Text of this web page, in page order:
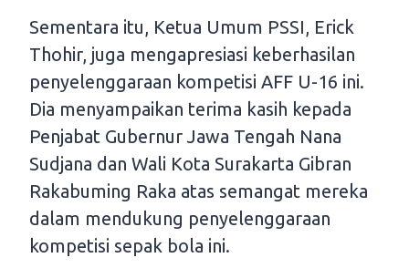
Sementara itu, Ketua Umum PSSI, Erick
Thohir, juga mengapresiasi keberhasilan
penyelenggaraan kompetisi AFF U-16 ini.
Dia menyampaikan terima kasih kepada
Penjabat Gubernur Jawa Tengah Nana
Sudjana dan Wali Kota Surakarta Gibran
Rakabuming Raka atas semangat mereka
dalam mendukung penyelenggaraan
kompetisi sepak bola ini.